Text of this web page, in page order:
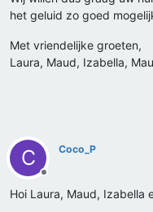
het geluid zo goed
Met vriendelijke groeten,
Laura, Maud, Izabella,
C
Offline
Coco_P
Hoi Laura, Maud, Izabella